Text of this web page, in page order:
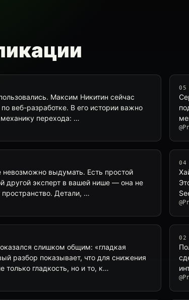
Максим Никитин сейчас
веб-разработке. В его истории важно
механику перехода: …
05
невозможно выдумать. Есть простой
другой эксперт в вашей нише — она не
пространство. Детали, …
04
слишком общим: «гладкая
разбор показывает, что для снижения
только гладкость, но и то, к…
02